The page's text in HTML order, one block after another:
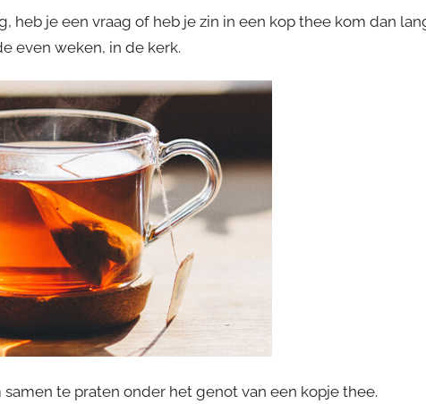
heb je een vraag of heb je zin in een kop thee kom dan
even weken, in de kerk.
te praten onder het genot van een kopje thee.